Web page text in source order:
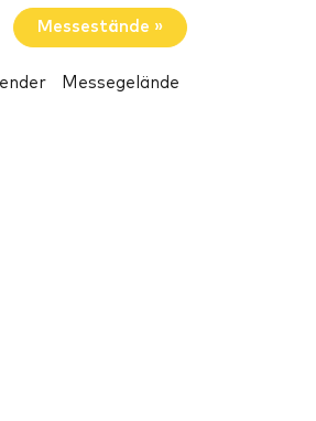
Messestände »
Messegelände